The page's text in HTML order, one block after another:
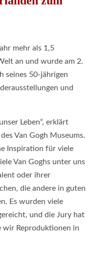
mehr als 1,5
an und wurde am 2.
seines 50-jährigen
und
Leben“, erklärt
Van Gogh Museums.
Inspiration für viele
Van Goghs unter uns
oder ihrer
die andere in guten
Es wurden viele
und die Jury hat
wir Reproduktionen in